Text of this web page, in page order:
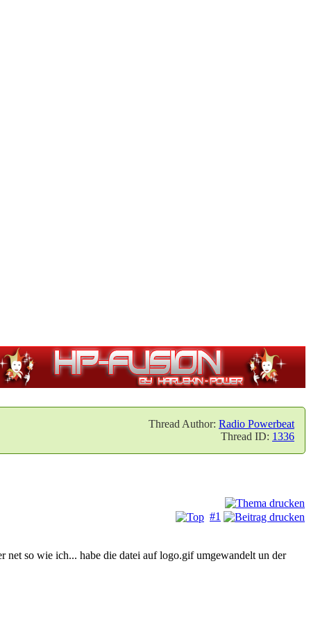
Thread Author: Radio Powerbeat
Thread ID: 1336
#1
net so wie ich... habe die datei auf logo.gif umgewandelt un der